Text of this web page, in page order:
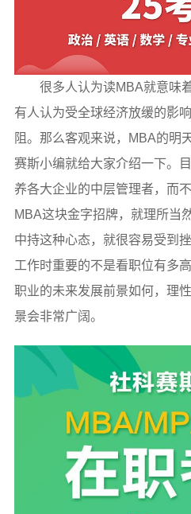
很多人认为读MBA就意味
有人认为受全球经济放缓的影
阻。那么客观来说，MBA的明
赛斯小编就给大家介绍一下。
养各大企业的中层管理者，而
MBA这块金字招牌，就理所当
中持这种心态，就很容易受到
工作时重要的不是看职位有多
职业的未来发展前景如何，理
景会非常广阔。